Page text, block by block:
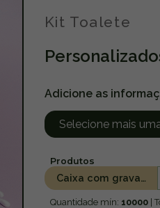
Kit Toalete
Adicione as
Produtos
Caixa com gravação personalizada VIP - 3 lenços, 6 cotonetes, 1 mini lixa e 2 algodões
Quantidade mín: 10000|